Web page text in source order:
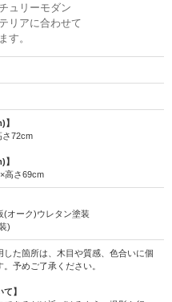
ュリーモダン
リアに合わせて
す。
】
さ72cm
】
高さ69cm
(オーク)ウレタン塗装
)
た箇所は、木目や質感、色合いに個
予めご了承ください。
】